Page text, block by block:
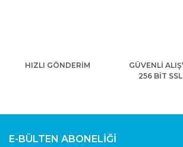
HIZLI GÖNDERİM
GÜVENLİ
256 BİT
E-BÜLTEN ABONELİĞİ